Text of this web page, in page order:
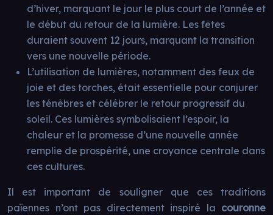
d’hiver, marquant le jour le plus court de l’année et
le début du retour de la lumière. Les fêtes
duraient souvent 12 jours, marquant la transition
vers une nouvelle période.
L’utilisation de lumières, notamment des feux de
joie et des torches, était essentielle pour conjurer
les ténèbres et célébrer le retour progressif du
soleil. Ces lumières symbolisaient l’espoir, la
chaleur et la promesse d’une nouvelle année
remplie de prospérité, une croyance centrale dans
ces cultures.
Il est important de souligner que ces traditions
païennes n’ont pas directement inspiré la couronne